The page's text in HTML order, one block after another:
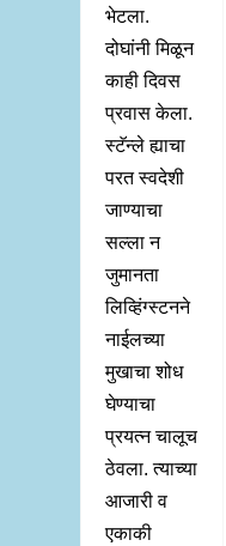
भेटला.
दोघांनी मिळून
काही दिवस
प्रवास केला.
स्टॅन्ले ह्याचा
परत स्वदेशी
जाण्याचा
सल्ला न
जुमानता
लिव्हिंग्स्टनने
नाईलच्या
मुखाचा शोध
घेण्याचा
प्रयत्न चालूच
ठेवला. त्याच्या
आजारी व
एकाकी